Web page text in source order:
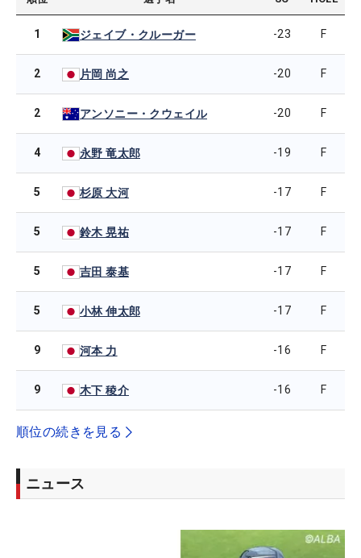
1 ジェイブ・クルーガー -23 F
2 片岡 尚之 -20 F
2 アンソニー・クウェイル -20 F
4 永野 竜太郎 -19 F
5 杉原 大河 -17 F
5 鈴木 晃祐 -17 F
5 吉田 泰基 -17 F
5 小林 伸太郎 -17 F
9 河本 力 -16 F
9 木下 稜介 -16 F
順位の続きを見る
ニュース